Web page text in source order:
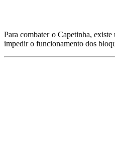
Para combater o Capetinha,
impedir o funcionamento dos